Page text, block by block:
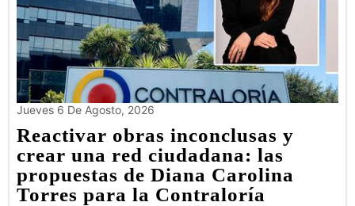
Jueves 6 De Agosto, 2026
Reactivar obras inconclusas y
crear una red ciudadana: las
propuestas de Diana Carolina
Torres para la Contraloría